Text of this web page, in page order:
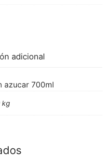
adicional
azucar 700ml
kg